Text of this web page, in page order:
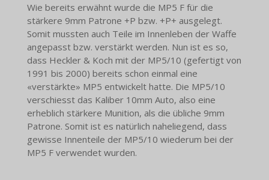
Wie bereits erwähnt wurde die MP5 F für die
stärkere 9mm Patrone +P bzw. +P+ ausgelegt.
Somit mussten auch Teile im Innenleben der Waffe
angepasst bzw. verstärkt werden. Nun ist es so,
dass Heckler & Koch mit der MP5/10 (gefertigt von
1991 bis 2000) bereits schon einmal eine
«verstärkte» MP5 entwickelt hatte. Die MP5/10
verschiesst das Kaliber 10mm Auto, also eine
erheblich stärkere Munition, als die übliche 9mm
Patrone. Somit ist es natürlich naheliegend, dass
gewisse Innenteile der MP5/10 wiederum bei der
MP5 F verwendet wurden.